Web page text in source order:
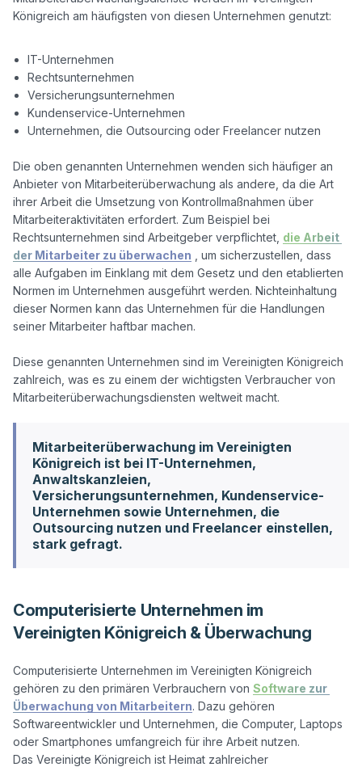
Königreich am häufigsten von diesen Unternehmen genutzt:
IT-Unternehmen
Rechtsunternehmen
Versicherungsunternehmen
Kundenservice-Unternehmen
Unternehmen, die Outsourcing oder Freelancer nutzen
Die oben genannten Unternehmen wenden sich häufiger an
Anbieter von Mitarbeiterüberwachung als andere, da die Art
ihrer Arbeit die Umsetzung von Kontrollmaßnahmen über
Mitarbeiteraktivitäten erfordert. Zum Beispiel bei
Rechtsunternehmen sind Arbeitgeber verpflichtet, die Arbeit
der Mitarbeiter zu überwachen , um sicherzustellen, dass
alle Aufgaben im Einklang mit dem Gesetz und den etablierten
Normen im Unternehmen ausgeführt werden. Nichteinhaltung
dieser Normen kann das Unternehmen für die Handlungen
seiner Mitarbeiter haftbar machen.
Diese genannten Unternehmen sind im Vereinigten Königreich
zahlreich, was es zu einem der wichtigsten Verbraucher von
Mitarbeiterüberwachung im Vereinigten
Königreich ist bei IT-Unternehmen,
Anwaltskanzleien,
Versicherungsunternehmen, Kundenservice-
Unternehmen sowie Unternehmen, die
Outsourcing nutzen und Freelancer einstellen,
stark gefragt.
Computerisierte Unternehmen im
Vereinigten Königreich & Überwachung
Computerisierte Unternehmen im Vereinigten Königreich
gehören zu den primären Verbrauchern von Software zur
Überwachung von Mitarbeitern. Dazu gehören
Softwareentwickler und Unternehmen, die Computer, Laptops
oder Smartphones umfangreich für ihre Arbeit nutzen.
Das Vereinigte Königreich ist Heimat zahlreicher